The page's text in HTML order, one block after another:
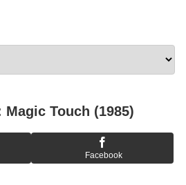
Touch (1985)
Facebook